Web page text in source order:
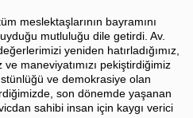
meslektaşlarının bayramını
mutluluğu dile getirdi. Av.
yeniden hatırladığımız,
maneviyatımızı pekiştirdiğimiz
ve demokrasiye olan
son dönemde yaşanan
sahibi insan için kaygı verici